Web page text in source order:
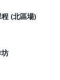
(北區場)